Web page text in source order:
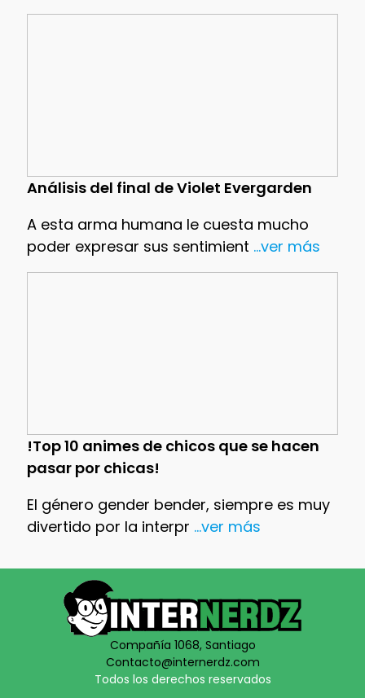
Análisis del final de Violet Evergarden
A esta arma humana le cuesta mucho
poder expresar sus sentimient ...ver más
!Top 10 animes de chicos que se hacen
pasar por chicas!
El género gender bender, siempre es muy
divertido por la interpr ...ver más
Compañía 1068, Santiago
Contacto@internerdz.com
Todos los derechos reservados